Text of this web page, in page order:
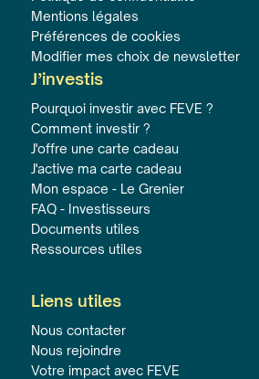
Mentions légales
Préférences de cookies
Modifier mes choix de newsletter
J’investis
Pourquoi investir avec FEVE ?
Comment investir ?
J'offre une carte cadeau
J'active ma carte cadeau
Mon espace - Le Grenier
FAQ - Investisseurs
Documents utiles
Ressources utiles
Liens utiles
Nous contacter
Nous rejoindre
Votre impact avec FEVE